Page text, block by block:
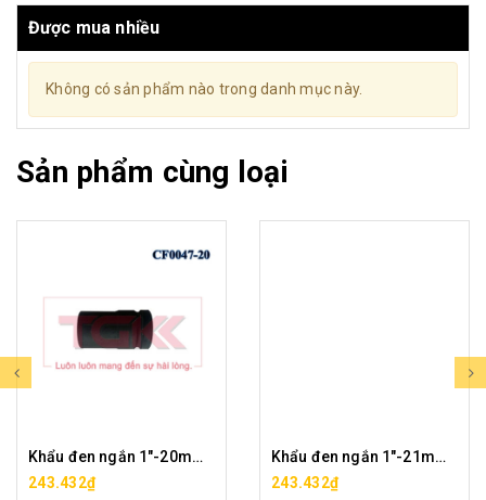
Được mua nhiều
Không có sản phẩm nào trong danh mục này.
Sản phẩm cùng loại
Khẩu đen ngắn 1"-20mm CF0047-20
243.432₫
Khẩu đen ngắn 1"-21mm CF0047-21
243.432₫